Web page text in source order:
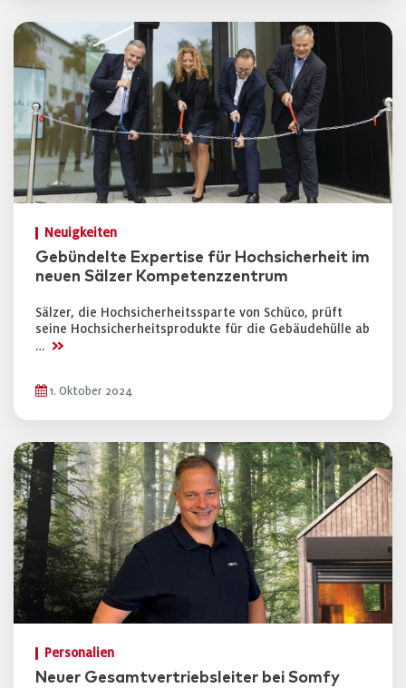
Neuigkeiten
Gebündelte Expertise für Hochsicherheit im
neuen Sälzer Kompetenzzentrum
Sälzer, die Hochsicherheitssparte von Schüco, prüft
seine Hochsicherheitsprodukte für die Gebäudehülle ab
… >>
1. Oktober 2024
Personalien
Neuer Gesamtvertriebsleiter bei Somfy